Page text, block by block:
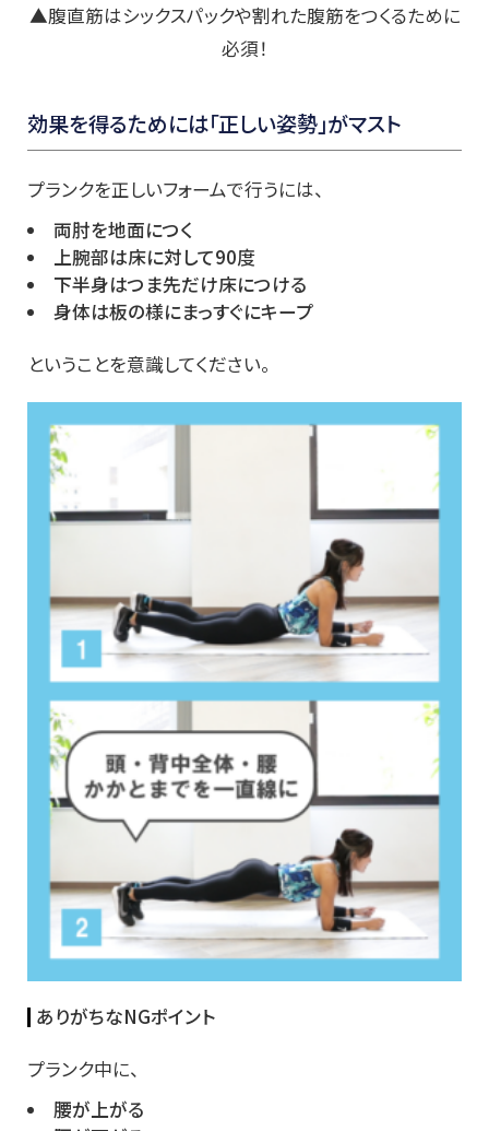
▲腹直筋はシックスパックや割れた腹筋をつくるために
必須！
効果を得るためには「正しい姿勢」がマスト
プランクを正しいフォームで行うには、
両肘を地面につく
上腕部は床に対して90度
下半身はつま先だけ床につける
身体は板の様にまっすぐにキープ
ということを意識してください。
ありがちなNGポイント
プランク中に、
腰が上がる